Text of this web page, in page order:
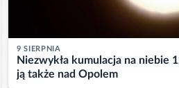
9 SIERPNIA
Niezwykła kumulacja na niebie
ją także nad Opolem